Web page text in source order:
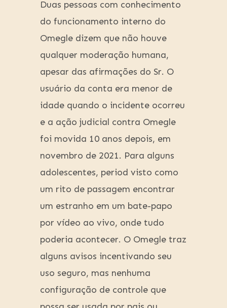
Duas pessoas com conhecimento
do funcionamento interno do
Omegle dizem que não houve
qualquer moderação humana,
apesar das afirmações do Sr. O
usuário da conta era menor de
idade quando o incidente ocorreu
e a ação judicial contra Omegle
foi movida 10 anos depois, em
novembro de 2021. Para alguns
adolescentes, period visto como
um rito de passagem encontrar
um estranho em um bate-papo
por vídeo ao vivo, onde tudo
poderia acontecer. O Omegle traz
alguns avisos incentivando seu
uso seguro, mas nenhuma
configuração de controle que